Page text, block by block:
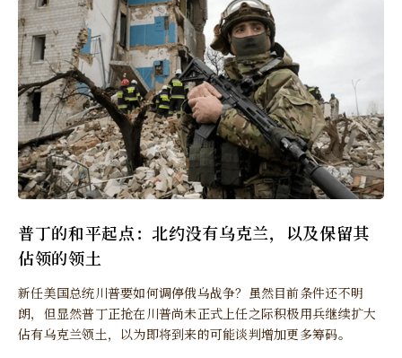
普丁的和平起点：北约没有乌克兰，以及保留其
佔领的领土
新任美国总统川普要如何调停俄乌战争？虽然目前条件还不明
朗，但显然普丁正抢在川普尚未正式上任之际积极用兵继续扩大
佔有乌克兰领土，以为即将到来的可能谈判增加更多筹码。